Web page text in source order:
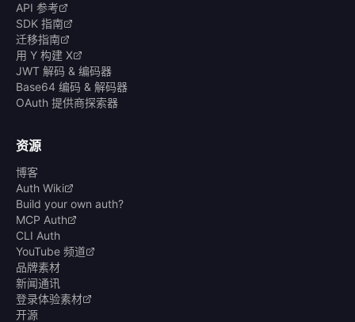
API 参考
SDK 指南
迁移指南
用 Y 构建 X
JWT 解码 & 编码器
Base64 编码 & 解码器
OAuth 提供商探索器
资源
博客
Auth Wiki
Build your own auth?
MCP Auth
CLI Auth
YouTube 频道
品牌素材
新闻通讯
登录体验素材
开源